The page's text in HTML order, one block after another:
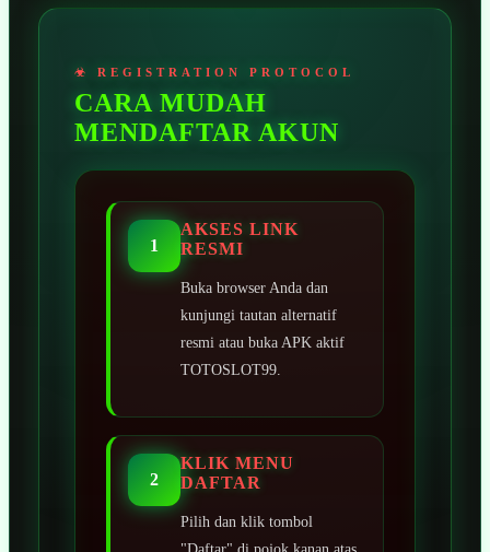
CARA MUDAH
MENDAFTAR AKUN
1
AKSES LINK
RESMI
Buka browser Anda dan
kunjungi tautan alternatif
resmi atau buka APK aktif
TOTOSLOT99.
2
KLIK MENU
DAFTAR
Pilih dan klik tombol